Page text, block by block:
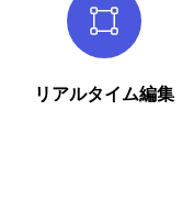
リアルタイム編集